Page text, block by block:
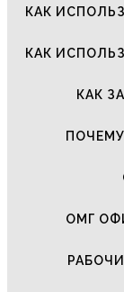
КАК
КАК
КАК
ПОЧЕМУ
ОМГ